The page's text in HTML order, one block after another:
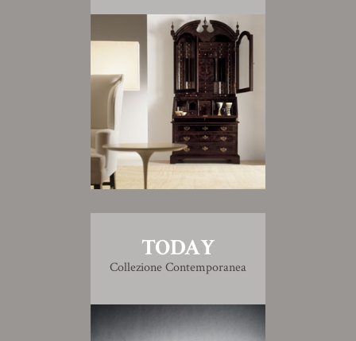
TODAY
Collezione Contemporanea